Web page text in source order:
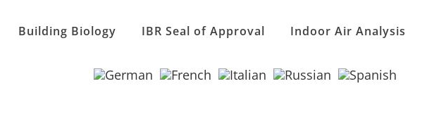
Building Biology IBR Seal of Approval Indoor Air Analysis